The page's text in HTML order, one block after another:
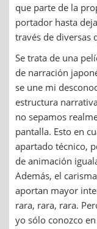
que parte de la
portador hasta
través de diversas
Se trata de una
de narración
se une mi
estructura
no sepamos
pantalla. Esto en
apartado técnico,
de animación
Además, el
aportan mayor
rara, rara, rara.
yo sólo conozco